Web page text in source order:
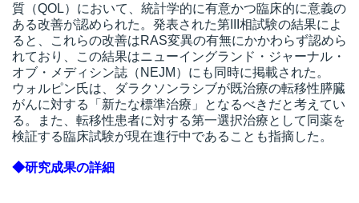
質（QOL）において、統計学的に有意かつ臨床的に意義の
ある改善が認められた。発表された第III相試験の結果によ
ると、これらの改善はRAS変異の有無にかかわらず認めら
れており、この結果はニューイングランド・ジャーナル・
オブ・メディシン誌（NEJM）にも同時に掲載された。
ウォルピン氏は、ダラクソンラシブが既治療の転移性膵臓
がんに対する「新たな標準治療」となるべきだと考えてい
る。また、転移性患者に対する第一選択治療として同薬を
検証する臨床試験が現在進行中であることも指摘した。
◆研究成果の詳細